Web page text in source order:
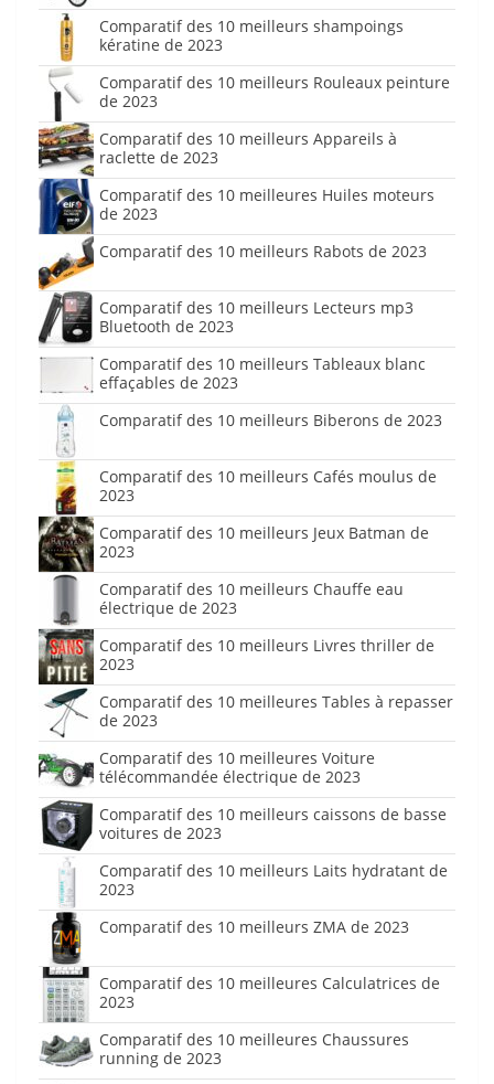
Comparatif des 10 meilleurs shampoings
kératine de 2023
Comparatif des 10 meilleurs Rouleaux peinture
de 2023
Comparatif des 10 meilleurs Appareils à
raclette de 2023
Comparatif des 10 meilleures Huiles moteurs
de 2023
Comparatif des 10 meilleurs Rabots de 2023
Comparatif des 10 meilleurs Lecteurs mp3
Bluetooth de 2023
Comparatif des 10 meilleurs Tableaux blanc
effaçables de 2023
Comparatif des 10 meilleurs Biberons de 2023
Comparatif des 10 meilleurs Cafés moulus de
2023
Comparatif des 10 meilleurs Jeux Batman de
2023
Comparatif des 10 meilleurs Chauffe eau
électrique de 2023
Comparatif des 10 meilleurs Livres thriller de
2023
Comparatif des 10 meilleures Tables à repasser
de 2023
Comparatif des 10 meilleures Voiture
télécommandée électrique de 2023
Comparatif des 10 meilleurs caissons de basse
voitures de 2023
Comparatif des 10 meilleurs Laits hydratant de
2023
Comparatif des 10 meilleurs ZMA de 2023
Comparatif des 10 meilleures Calculatrices de
2023
Comparatif des 10 meilleures Chaussures
running de 2023